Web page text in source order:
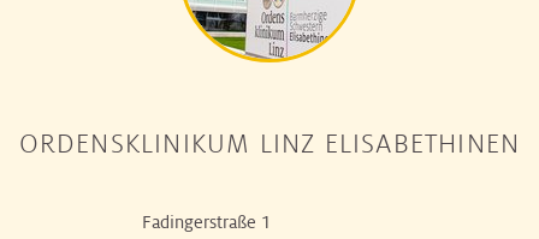
ORDENSKLINIKUM LINZ ELISABETHINEN
Fadingerstraße 1